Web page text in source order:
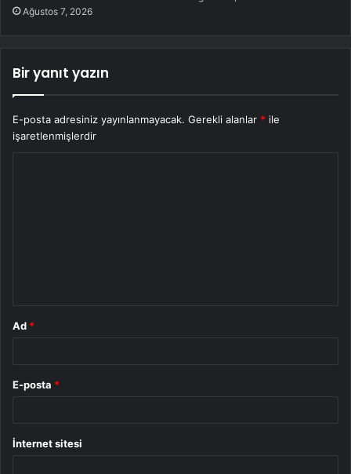
Ağustos 7, 2026
Bir yanıt yazın
E-posta adresiniz yayınlanmayacak. Gerekli alanlar * ile
işaretlenmişlerdir
Ad *
E-posta *
İnternet sitesi